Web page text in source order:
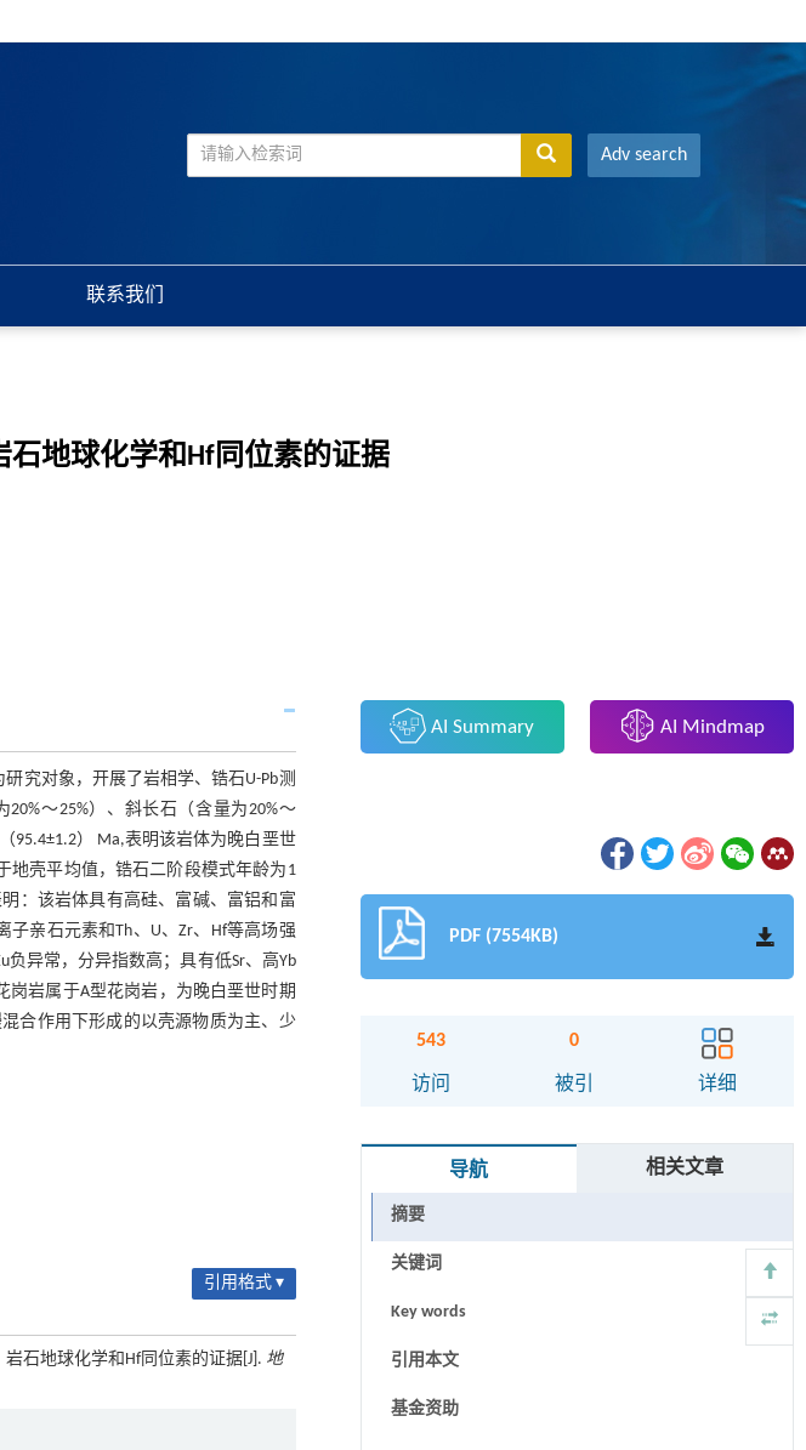
Adv search
联系我们
地球化学和Hf同位素的证据
究对象，开展了岩相学、锆石U-Pb测
～25%）、斜长石（含量为20%～
95.4±1.2） Ma,表明该岩体为晚白垩世
地壳平均值，锆石二阶段模式年龄为1
：该岩体具有高硅、富碱、富铝和富
亲石元素和Th、U、Zr、Hf等高场强
异常，分异指数高；具有低Sr、高Yb
岩属于A型花岗岩，为晚白垩世时期
合作用下形成的以壳源物质为主、少
引用格式 ▾
石地球化学和Hf同位素的证据[J]. 地
AI Summary AI Mindmap
PDF (7554KB)
543
访问
0
被引 详细
导航 相关文章
摘要
关键词
Key words
引用本文
基金资助